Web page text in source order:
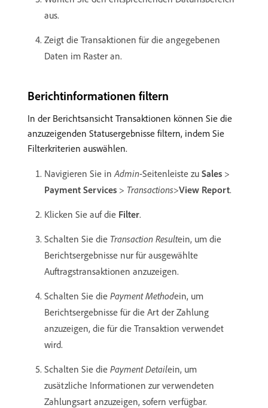
aus.
Zeigt die Transaktionen für die angegebenen
Daten im Raster an.
Berichtinformationen filtern
In der Berichtsansicht Transaktionen können Sie die
anzuzeigenden Statusergebnisse filtern, indem Sie
Filterkriterien auswählen.
Navigieren Sie inAdmin-Seitenleiste zu Sales >
Payment Services > Transactions>View Report.
Klicken Sie auf die Filter.
Schalten Sie die Transaction Result​ein, um die
Berichtsergebnisse nur für ausgewählte
Auftragstransaktionen anzuzeigen.
Schalten Sie die Payment Method​ein, um
Berichtsergebnisse für die Art der Zahlung
anzuzeigen, die für die Transaktion verwendet
wird.
Schalten Sie die Payment Detail​ein, um
zusätzliche Informationen zur verwendeten
Zahlungsart anzuzeigen, sofern verfügbar.